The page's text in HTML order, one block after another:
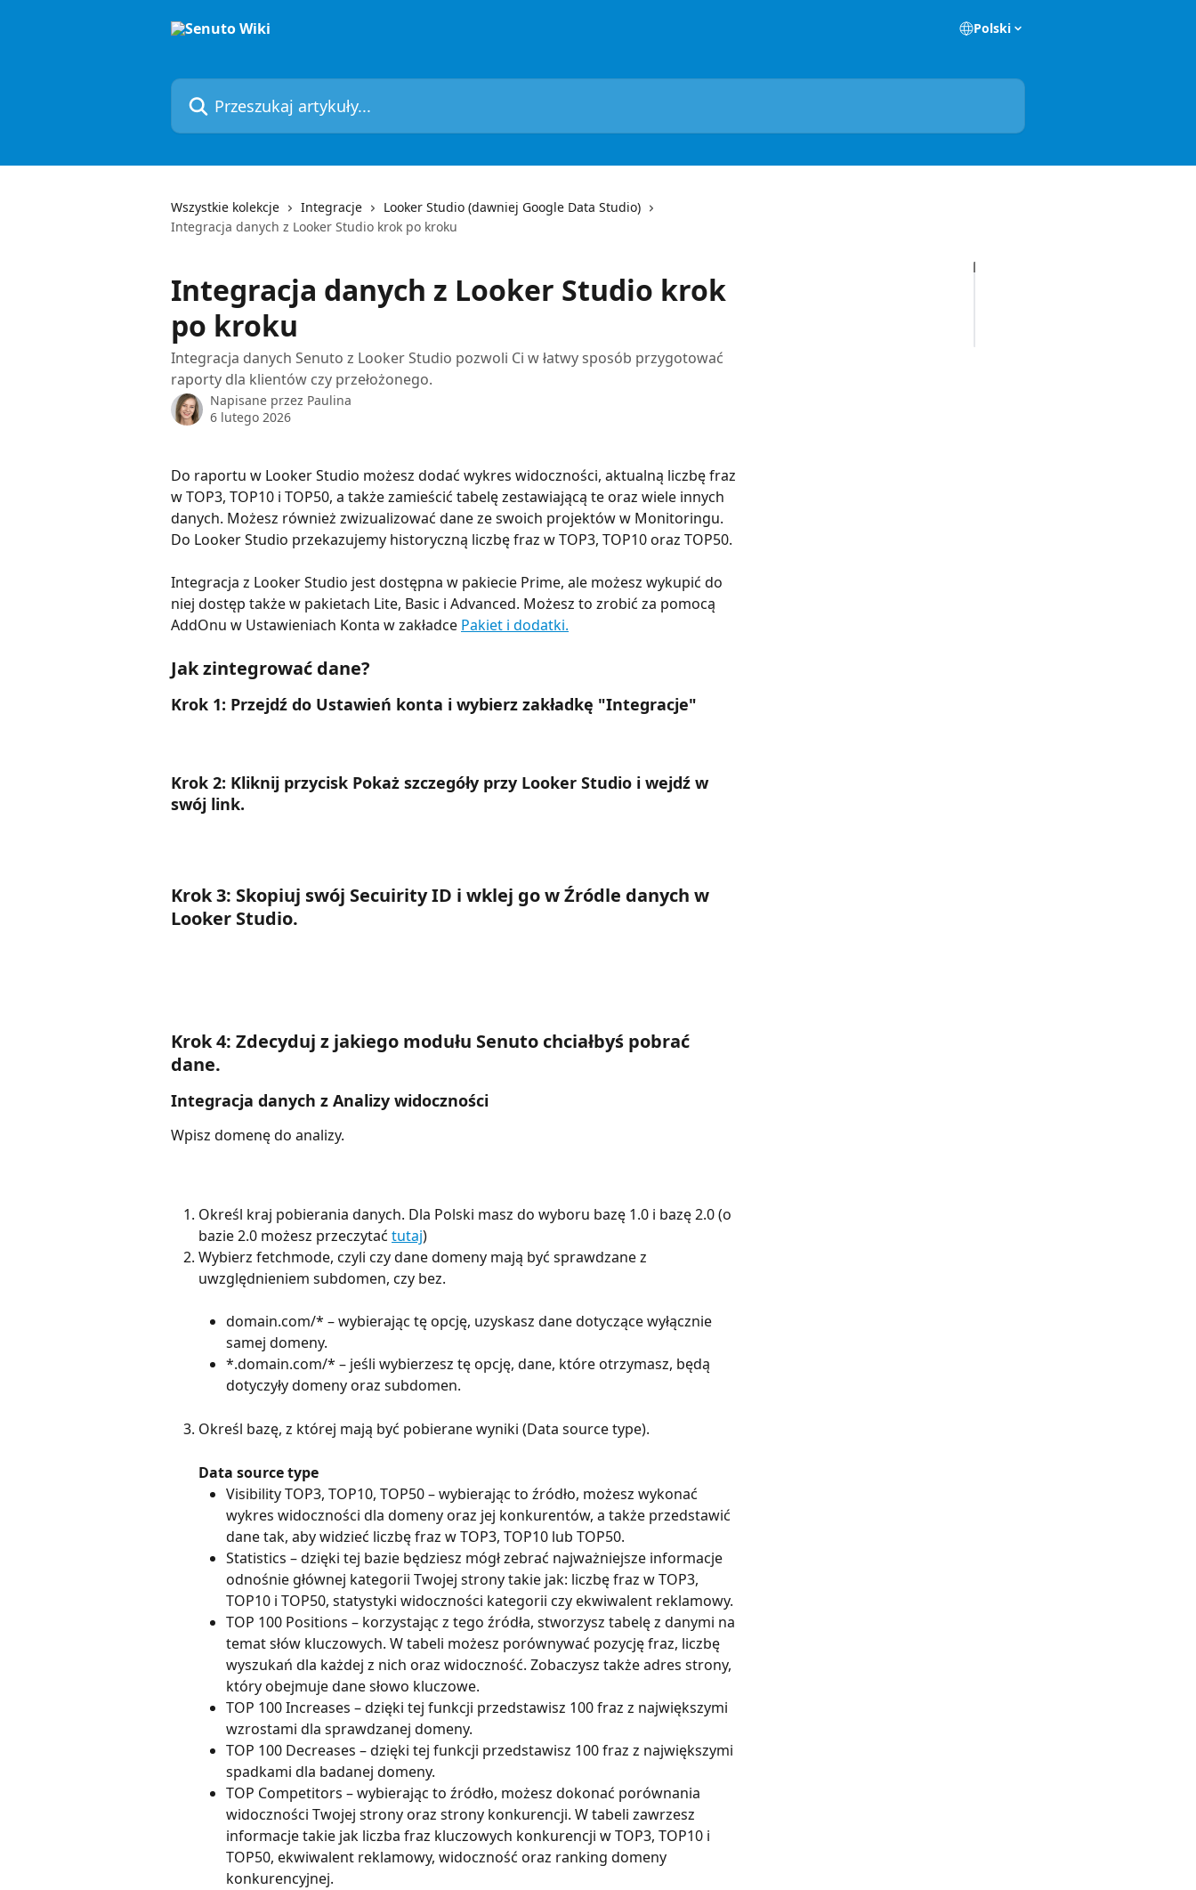
Polski
Przeszukaj artykuły...
Wszystkie kolekcje Integracje
Looker Studio (dawniej Google Data Studio)
Integracja danych z Looker Studio krok po kroku
Integracja danych z Looker Studio krok
po kroku
Integracja danych Senuto z Looker Studio pozwoli Ci w łatwy sposób przygotować
raporty dla klientów czy przełożonego.
Napisane przez Paulina
6 lutego 2026
Do raportu w Looker Studio możesz dodać wykres widoczności, aktualną liczbę fraz
w TOP3, TOP10 i TOP50, a także zamieścić tabelę zestawiającą te oraz wiele innych
danych. Możesz również zwizualizować dane ze swoich projektów w Monitoringu.
Do Looker Studio przekazujemy historyczną liczbę fraz w TOP3, TOP10 oraz TOP50.
Integracja z Looker Studio jest dostępna w pakiecie Prime, ale możesz wykupić do
niej dostęp także w pakietach Lite, Basic i Advanced. Możesz to zrobić za pomocą
AddOnu w Ustawieniach Konta w zakładce Pakiet i dodatki.
Jak zintegrować dane?
Krok 1: Przejdź do Ustawień konta i wybierz zakładkę "Integracje"
Krok 2: Kliknij przycisk Pokaż szczegóły przy Looker Studio i wejdź w
swój link.
Krok 3: Skopiuj swój Secuirity ID i wklej go w Źródle danych w
Looker Studio.
Krok 4: Zdecyduj z jakiego modułu Senuto chciałbyś pobrać
dane.
Integracja danych z Analizy widoczności
Wpisz domenę do analizy.
Określ kraj pobierania danych. Dla Polski masz do wyboru bazę 1.0 i bazę 2.0 (o
bazie 2.0 możesz przeczytać tutaj)
Wybierz fetchmode, czyli czy dane domeny mają być sprawdzane z
uwzględnieniem subdomen, czy bez.
domain.com/* – wybierając tę opcję, uzyskasz dane dotyczące wyłącznie
samej domeny.
*.domain.com/* – jeśli wybierzesz tę opcję, dane, które otrzymasz, będą
dotyczyły domeny oraz subdomen.
Określ bazę, z której mają być pobierane wyniki (Data source type).
Data source type
Visibility TOP3, TOP10, TOP50 – wybierając to źródło, możesz wykonać
wykres widoczności dla domeny oraz jej konkurentów, a także przedstawić
dane tak, aby widzieć liczbę fraz w TOP3, TOP10 lub TOP50.
Statistics – dzięki tej bazie będziesz mógł zebrać najważniejsze informacje
odnośnie głównej kategorii Twojej strony takie jak: liczbę fraz w TOP3,
TOP10 i TOP50, statystyki widoczności kategorii czy ekwiwalent reklamowy.
TOP 100 Positions – korzystając z tego źródła, stworzysz tabelę z danymi na
temat słów kluczowych. W tabeli możesz porównywać pozycję fraz, liczbę
wyszukań dla każdej z nich oraz widoczność. Zobaczysz także adres strony,
który obejmuje dane słowo kluczowe.
TOP 100 Increases – dzięki tej funkcji przedstawisz 100 fraz z największymi
wzrostami dla sprawdzanej domeny.
TOP 100 Decreases – dzięki tej funkcji przedstawisz 100 fraz z największymi
spadkami dla badanej domeny.
TOP Competitors – wybierając to źródło, możesz dokonać porównania
widoczności Twojej strony oraz strony konkurencji. W tabeli zawrzesz
informacje takie jak liczba fraz kluczowych konkurencji w TOP3, TOP10 i
TOP50, ekwiwalent reklamowy, widoczność oraz ranking domeny
konkurencyjnej.